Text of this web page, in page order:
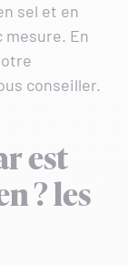
sel et en
mesure. En
conseiller.
est
? les